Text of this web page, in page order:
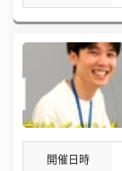
開催日時